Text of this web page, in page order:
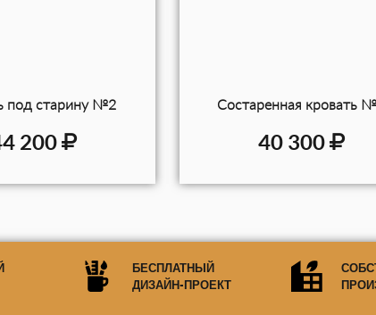
под старину №2
200
Состаренная кровать
40 300
БЕСПЛАТНЫЙ
ДИЗАЙН-ПРОЕКТ